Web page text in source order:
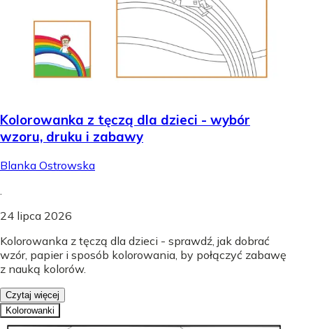
Kolorowanka z tęczą dla dzieci - wybór
wzoru, druku i zabawy
Blanka Ostrowska
24 lipca 2026
Kolorowanka z tęczą dla dzieci - sprawdź, jak dobrać
wzór, papier i sposób kolorowania, by połączyć zabawę
z nauką kolorów.
Czytaj więcej
Kolorowanki